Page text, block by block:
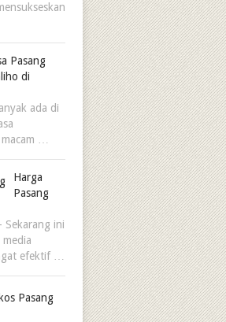
Pasang
di
ada di
…
Harga
Pasang
Sekarang ini
efektif …